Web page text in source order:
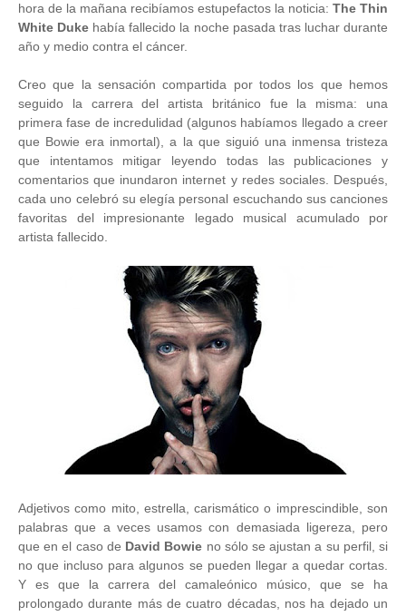
hora de la mañana recibíamos estupefactos la noticia: The Thin
White Duke había fallecido la noche pasada tras luchar durante
año y medio contra el cáncer.
Creo que la sensación compartida por todos los que hemos
seguido la carrera del artista británico fue la misma: una
primera fase de incredulidad (algunos habíamos llegado a creer
que Bowie era inmortal), a la que siguió una inmensa tristeza
que intentamos mitigar leyendo todas las publicaciones y
comentarios que inundaron internet y redes sociales. Después,
cada uno celebró su elegía personal escuchando sus canciones
favoritas del impresionante legado musical acumulado por
artista fallecido.
Adjetivos como mito, estrella, carismático o imprescindible, son
palabras que a veces usamos con demasiada ligereza, pero
que en el caso de David Bowie no sólo se ajustan a su perfil, si
no que incluso para algunos se pueden llegar a quedar cortas.
Y es que la carrera del camaleónico músico, que se ha
prolongado durante más de cuatro décadas, nos ha dejado un